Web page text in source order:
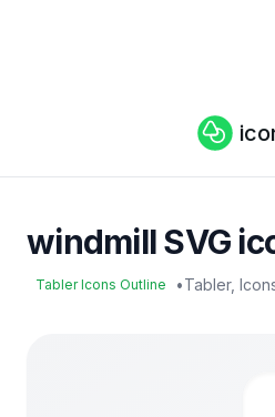
windmill SVG
Tabler Icons Outline •Tabler,